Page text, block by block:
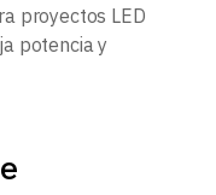
proyectos LED
potencia y